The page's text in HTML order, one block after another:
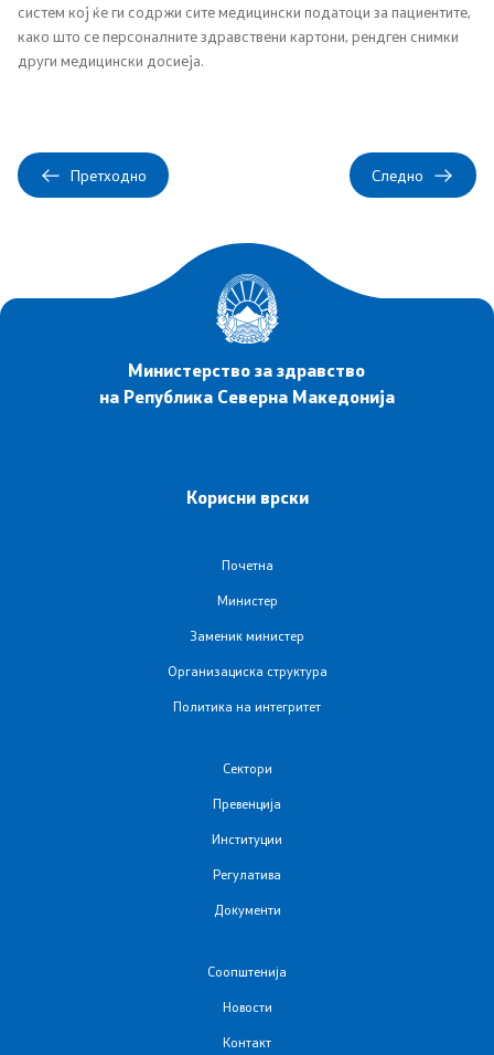
Пријавете неправилност
Со еден клик до сите услуги
систем кој ќе ги содржи сите медицински податоци за пациентите,
како што се персоналните здравствени картони, рендген снимки
други медицински досиеја.
Претходно Следно
Министерство за здравство
на Република Северна Македонија
Корисни врски
Почетна
Министер
Заменик министер
Организациска структура
Политика на интегритет
Сектори
Превенција
Институции
Регулатива
Документи
Соопштенија
Новости
Контакт